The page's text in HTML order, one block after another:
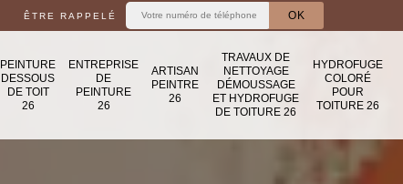
ÊTRE RAPPELÉ
PEINTURE
DESSOUS
DE TOIT
26
ENTREPRISE
DE
PEINTURE
26
ARTISAN
PEINTRE
26
TRAVAUX DE
NETTOYAGE
DÉMOUSSAGE
ET HYDROFUGE
DE TOITURE 26
HYDROFUGE
COLORÉ
POUR
TOITURE 26